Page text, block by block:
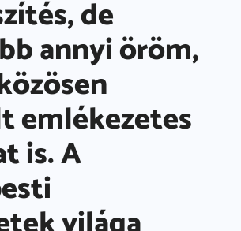
de
annyi öröm,
emlékezetes
is. A